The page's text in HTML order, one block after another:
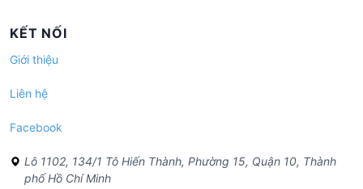
KẾT NỐI
Giới thiệu
Liên hệ
Facebook
Lô 1102, 134/1 Tô Hiến Thành, Phường 15, Quận 10, Thành
phố Hồ Chí Minh